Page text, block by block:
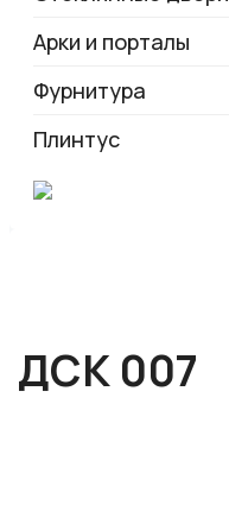
Арки и порталы
Фурнитура
Плинтус
ДСК 007